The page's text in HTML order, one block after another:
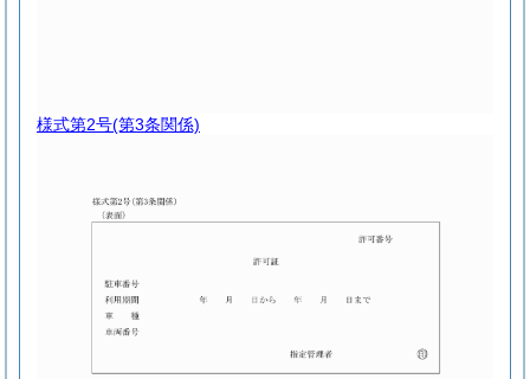
様式第2号(第3条関係)